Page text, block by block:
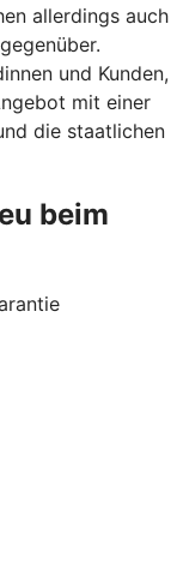
allerdings auch
und Kunden,
mit einer
die staatlichen
beim